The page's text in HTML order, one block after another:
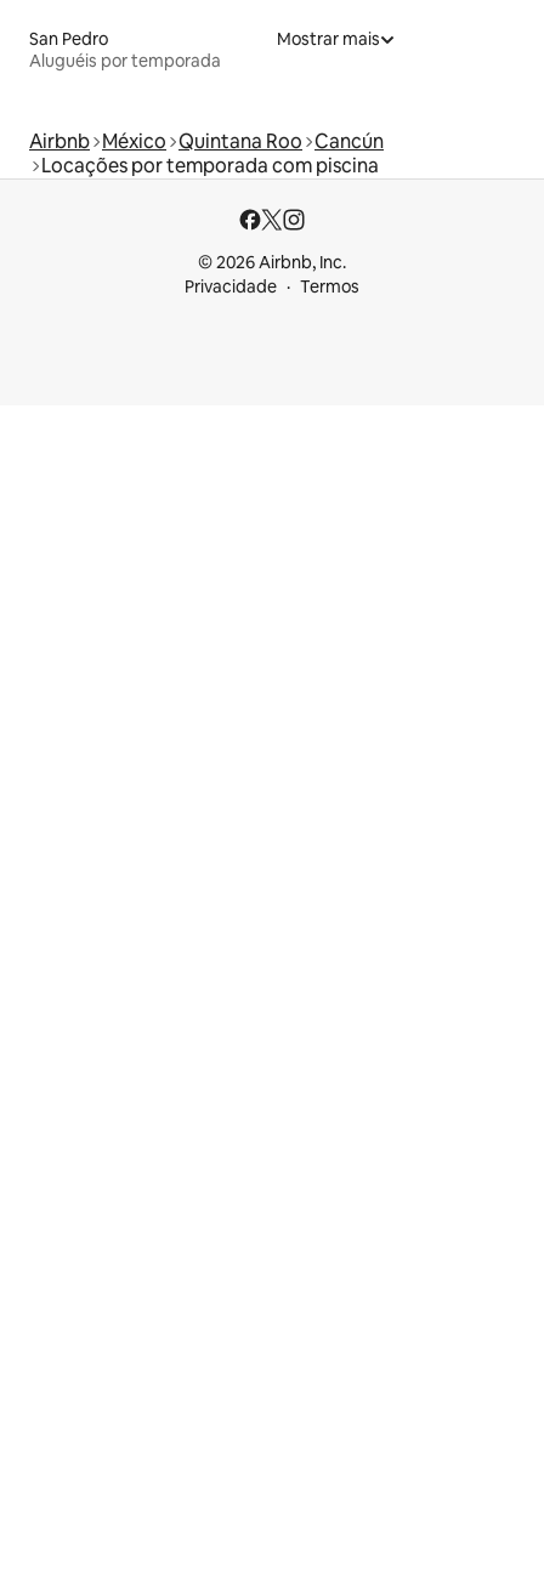
San Pedro
Aluguéis por temporada
Mostrar mais
Airbnb México Quintana Roo Cancún
Locações por temporada com piscina
© 2026 Airbnb, Inc.
Privacidade
Termos